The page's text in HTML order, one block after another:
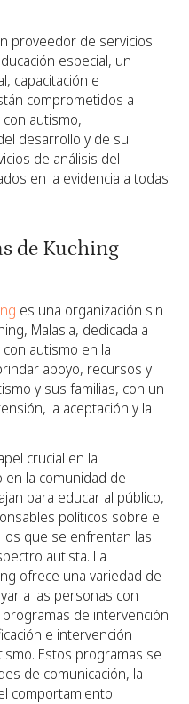
proveedor de servicios
especial, un
capacitación e
comprometidos a
autismo,
desarrollo y de su
de análisis del
en la evidencia a todas
de Kuching
es una organización sin
Malasia, dedicada a
autismo en la
apoyo, recursos y
y sus familias, con un
la aceptación y la
crucial en la
la comunidad de
para educar al público,
políticos sobre el
que se enfrentan las
autista. La
ofrece una variedad de
a las personas con
de intervención
e intervención
Estos programas se
de comunicación, la
comportamiento.